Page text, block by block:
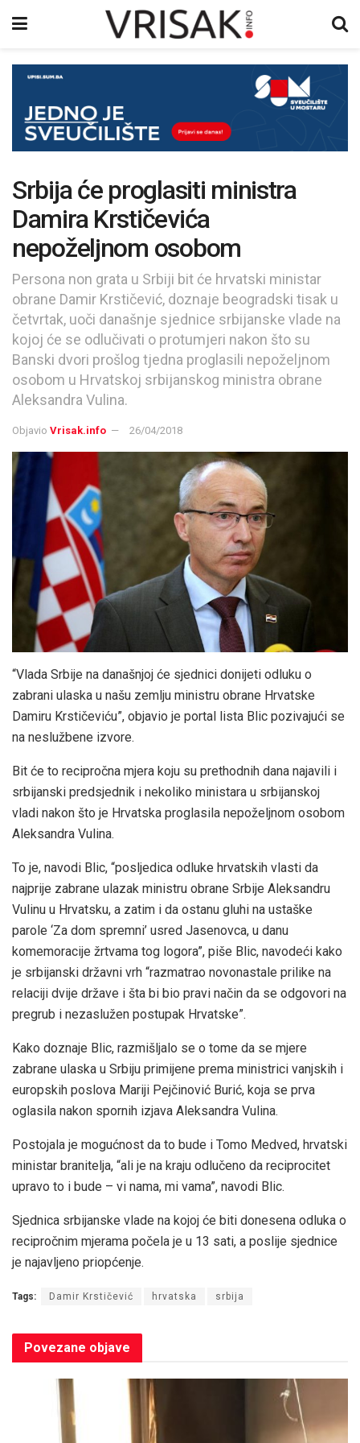
Srbija će proglasiti ministra
Damira Krstičevića
nepoželjnom osobom
Persona non grata u Srbiji bit će hrvatski ministar
obrane Damir Krstičević, doznaje beogradski tisak u
četvrtak, uoči današnje sjednice srbijanske vlade na
kojoj će se odlučivati o protumjeri nakon što su
Banski dvori prošlog tjedna proglasili nepoželjnom
osobom u Hrvatskoj srbijanskog ministra obrane
Aleksandra Vulina.
Objavio Vrisak.info 26/04/2018
“Vlada Srbije na današnjoj će sjednici donijeti odluku o
zabrani ulaska u našu zemlju ministru obrane Hrvatske
Damiru Krstičeviću”, objavio je portal lista Blic pozivajući se
na neslužbene izvore.
Bit će to recipročna mjera koju su prethodnih dana najavili i
srbijanski predsjednik i nekoliko ministara u srbijanskoj
vladi nakon što je Hrvatska proglasila nepoželjnom osobom
Aleksandra Vulina.
To je, navodi Blic, “posljedica odluke hrvatskih vlasti da
najprije zabrane ulazak ministru obrane Srbije Aleksandru
Vulinu u Hrvatsku, a zatim i da ostanu gluhi na ustaške
parole ‘Za dom spremni’ usred Jasenovca, u danu
komemoracije žrtvama tog logora”, piše Blic, navodeći kako
je srbijanski državni vrh “razmatrao novonastale prilike na
relaciji dvije države i šta bi bio pravi način da se odgovori na
pregrub i nezaslužen postupak Hrvatske”.
Kako doznaje Blic, razmišljalo se o tome da se mjere
zabrane ulaska u Srbiju primijene prema ministrici vanjskih i
europskih poslova Mariji Pejčinović Burić, koja se prva
oglasila nakon spornih izjava Aleksandra Vulina.
Postojala je mogućnost da to bude i Tomo Medved, hrvatski
ministar branitelja, “ali je na kraju odlučeno da reciprocitet
upravo to i bude – vi nama, mi vama”, navodi Blic.
Sjednica srbijanske vlade na kojoj će biti donesena odluka o
recipročnim mjerama počela je u 13 sati, a poslije sjednice
je najavljeno priopćenje.
Tags: Damir Krstičević hrvatska srbija
Povezane objave